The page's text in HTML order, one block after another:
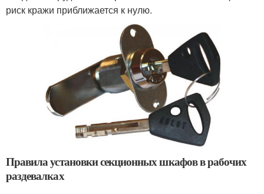
риск кражи приближается к нулю.
Правила установки секционных шкафов в рабочих
раздевалках